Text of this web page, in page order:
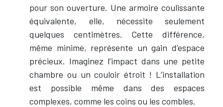
pour son ouverture. Une armoire coulissante
équivalente, elle, nécessite seulement
quelques centimètres. Cette différence,
même minime, représente un gain d’espace
précieux. Imaginez l’impact dans une petite
chambre ou un couloir étroit ! L’installation
est possible même dans des espaces
complexes, comme les coins ou les combles.